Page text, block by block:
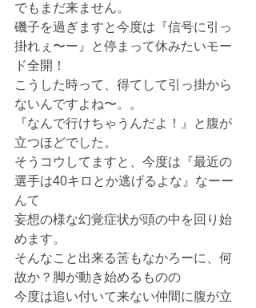
でもまだ来ません。
磯子を過ぎますと今度は『信号に引っ
掛れぇ〜ー』と停まって休みたいモー
ド全開！
こうした時って、得てして引っ掛から
ないんですよね〜。。
『なんで行けちゃうんだよ！』と腹が
立つほどでした。
そうコウしてますと、今度は『最近の
選手は40キロとか逃げるよな』なーー
んて
妄想の様な幻覚症状が頭の中を回り始
めます。
そんなこと出来る筈もなかろーに、何
故か？脚が動き始めるものの
今度は追い付いて来ない仲間に腹が立